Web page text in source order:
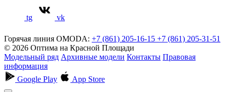
tg vk
Горячая линия OMODA: +7 (861) 205-16-15 +7 (861) 205-31-51
© 2026 Оптима на Красной Площади
Модельный ряд Архивные модели Контакты Правовая
информация
Google Play
App Store